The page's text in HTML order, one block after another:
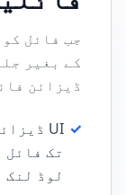
جب فائل
ڈیزائن
✓
تک فائل
لوڈ لنک